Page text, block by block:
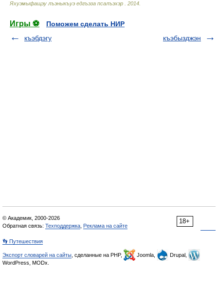
Яхуэмыфащэу лъэныкъуэ едгъэза псалъэхэр 2014
Игры ⚽
Поможем сделать НИР
къэбдэгу
къэбызджэн
18+
© Академик, 2000-2026
Обратная связь: Техподдержка Реклама на сайте
👣 Путешествия
Экспорт словарей на сайты , сделанные на PHP, Joomla,
Drupal,
WordPress, MODx.